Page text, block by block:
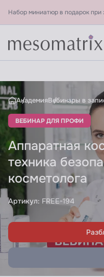
Набор миниатюр в подарок при
Аппаратная
АкадемияВебинары в
ВЕБИНАР ДЛЯ ПРОФИ
Аппаратная
техника
косметолога
Артикул: FREE-194